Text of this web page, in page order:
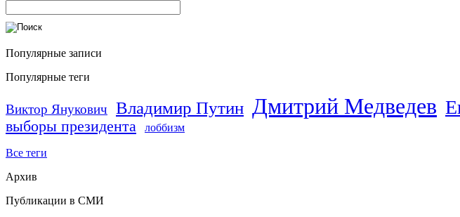
Популярные записи
Популярные теги
Виктор Янукович Владимир Путин Дмитрий Медведев
выборы президента лоббизм
Все теги
Архив
Публикации в СМИ